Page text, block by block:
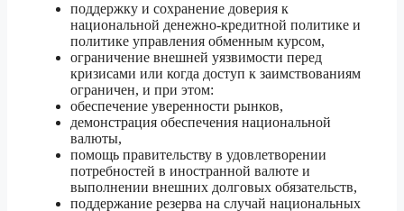
поддержку и сохранение доверия к
национальной денежно-кредитной политике и
политике управления обменным курсом,
ограничение внешней уязвимости перед
кризисами или когда доступ к заимствованиям
ограничен, и при этом:
обеспечение уверенности рынков,
демонстрация обеспечения национальной
валюты,
помощь правительству в удовлетворении
потребностей в иностранной валюте и
выполнении внешних долговых обязательств,
поддержание резерва на случай национальных